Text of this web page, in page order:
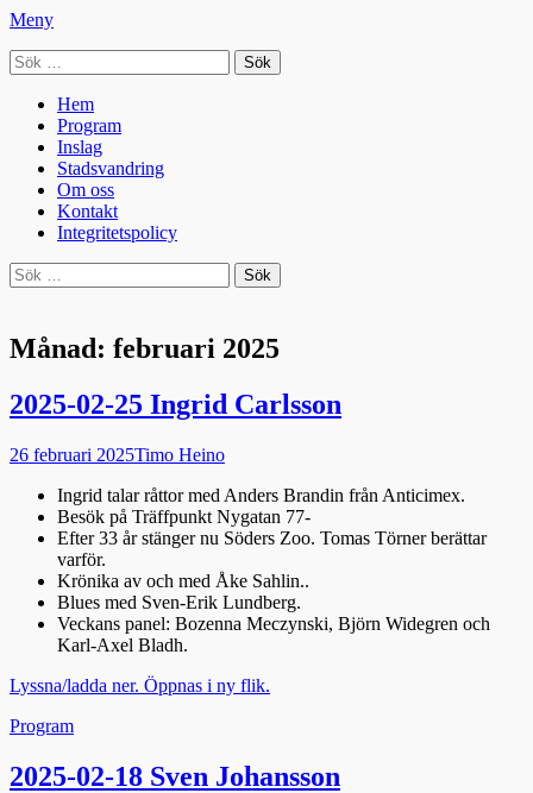
Meny
Seniorradion
Sök
efter:
Primär
meny
Hoppa
innehåll
Hem
Program
Inslag
Stadsvandring
Om oss
Kontakt
Integritetspolicy
Sök
Sök
efter:
Månad: februari 2025
2025-02-25 Ingrid Carlsson
Publicerad
26 februari 2025Författare
Timo Heino
Ingrid talar råttor med Anders Brandin från Anticimex.
Besök på Träffpunkt Nygatan 77-
Efter 33 år stänger nu Söders Zoo. Tomas Törner berättar
varför.
Krönika av och med Åke Sahlin..
Blues med Sven-Erik Lundberg.
Veckans panel: Bozenna Meczynski, Björn Widegren och
Karl-Axel Bladh.
Lyssna/ladda ner. Öppnas i ny flik.
Kategorier
Program
2025-02-18 Sven Johansson